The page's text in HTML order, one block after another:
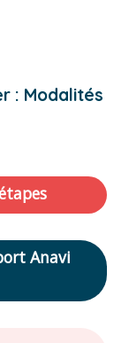
: Modalités
Anavi